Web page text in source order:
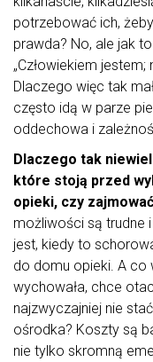
potrzebować ich,
prawda? No, ale jak
„Człowiekiem
Dlaczego więc tak
często idą w parze
oddechowa i
Dlaczego tak
które stoją przed
opieki, czy
możliwości są trudne
jest, kiedy to
do domu opieki. A co
wychowała, chce
najzwyczajniej nie
ośrodka? Koszty są
nie tylko skromną